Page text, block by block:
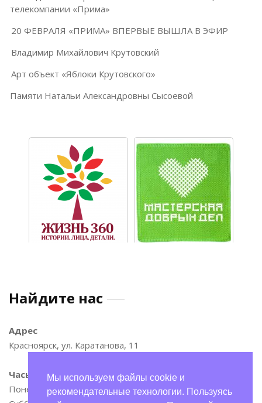
телекомпании «Прима»
20 ФЕВРАЛЯ «ПРИМА» ВПЕРВЫЕ ВЫШЛА В ЭФИР
Владимир Михайлович Крутовский
Арт объект «Яблоки Крутовского»
Памяти Натальи Александровны Сысоевой
Найдите нас
Адрес
Красноярск, ул. Каратанова, 11
Часы
Понедельник—пятница: 9:00–17:00
Мы используем файлы cookie и
рекомендательные технологии. Пользуясь